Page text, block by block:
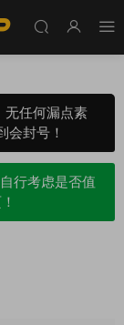
无任何漏点素
会封号！
行考虑是否值